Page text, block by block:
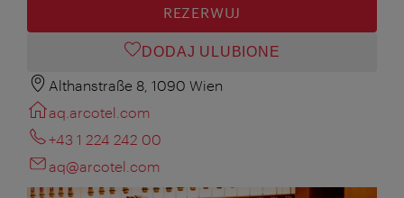
REZERWUJ
DODAJ ULUBIONE
Althanstraße 8, 1090 Wien
aq.arcotel.com
+43 1 224 242 00
aq@arcotel.com